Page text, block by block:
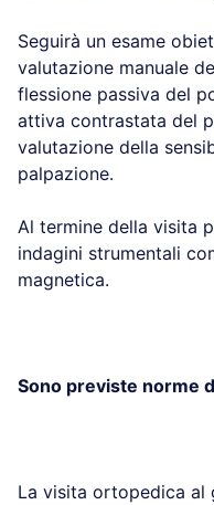
Seguirà un esame
valutazione manuale
flessione passiva del
attiva contrastata del
valutazione della
palpazione.
Al termine della visita
indagini strumentali
magnetica.
Sono previste norme
La visita ortopedica al